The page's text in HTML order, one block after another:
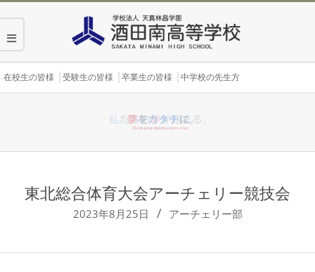
content
Secondary
在校生の皆様 受験生の皆様 卒業生の皆様 中学校の先生方
東北総合体育大会アーチェリー競技会
2023年8月25日 アーチェリー部